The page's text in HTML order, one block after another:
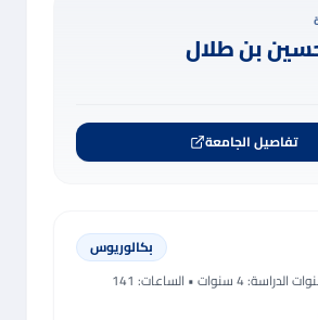
بن طلال
تفاصيل الجامعة
بكالوريوس
الدراسة:4 سنوات
• الساعات: 141